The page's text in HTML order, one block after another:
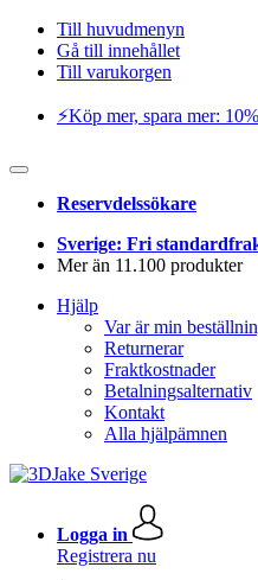
Till huvudmenyn
Gå till innehållet
Till varukorgen
⚡️Köp mer, spara mer:
Reservdelssökare
Sverige: Fri
Mer än 11.100 produkter
Hjälp
Var är min
Returnerar
Fraktkostnader
Betalningsalternativ
Kontakt
Alla hjälpämnen
Logga in
Registrera nu